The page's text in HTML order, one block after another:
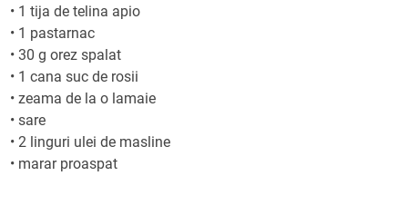
• 1 tija de telina apio
• 1 pastarnac
•30 g orez spalat
• 1 cana suc de rosii
•zeama de la o lamaie
•sare
• 2 linguri ulei de masline
• marar proaspat